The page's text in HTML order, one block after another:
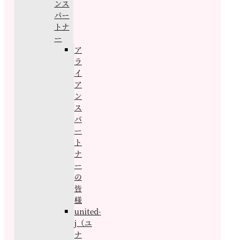
ンス
パー
トナ
ー
ア
ラ
イ
ア
ン
ス
パ
ー
ト
ナ
ー
の
皆
様
united-
j（ユ
ナ